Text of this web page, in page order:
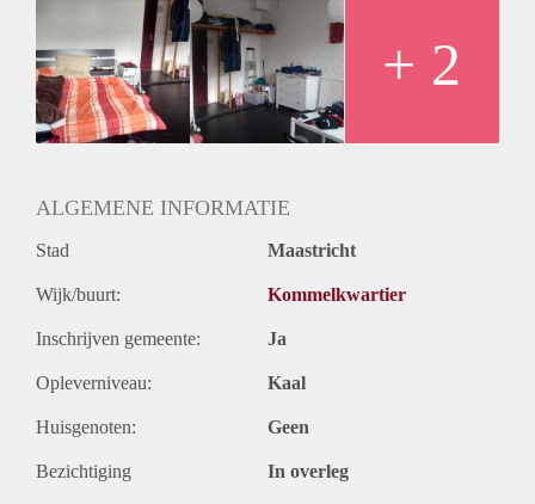
Meer informatie vind je via deze link:
https://www.pararius.nl/info/selectieprocedure-huurder
+ 2
ALGEMENE INFORMATIE
Stad Maastricht
Wijk/buurt: Kommelkwartier
Inschrijven gemeente: Ja
Opleverniveau: Kaal
Huisgenoten: Geen
Bezichtiging In overleg